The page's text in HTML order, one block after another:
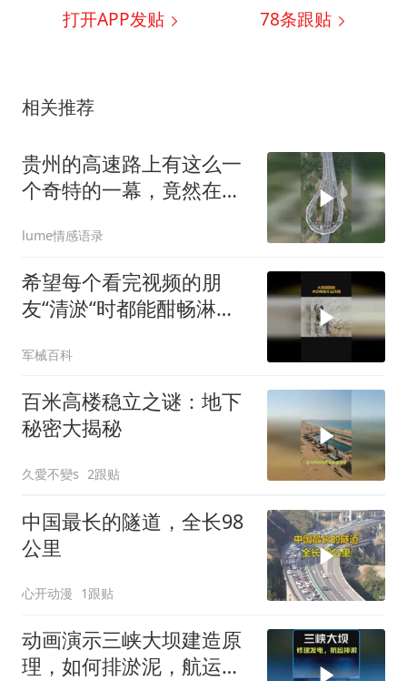
打开APP发贴 78条跟贴
相关推荐
贵州的高速路上有这么一
个奇特的一幕，竟然在这
lume情感语录
希望每个看完视频的朋
友“清淤“时都能酣畅淋漓~
军械百科
百米高楼稳立之谜：地下
秘密大揭秘
久愛不變s 2跟贴
中国最长的隧道，全长98
公里
心开动漫 1跟贴
动画演示三峡大坝建造原
理，如何排淤泥，航运，